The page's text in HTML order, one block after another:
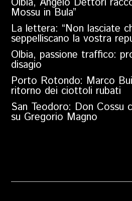
Mossu in Bula”
La lettera: “Non lasciate
seppelliscano la vostra
Olbia, passione traffico:
disagio
Porto Rotondo: Marco
ritorno dei ciottoli rubati
San Teodoro: Don Cossu
su Gregorio Magno